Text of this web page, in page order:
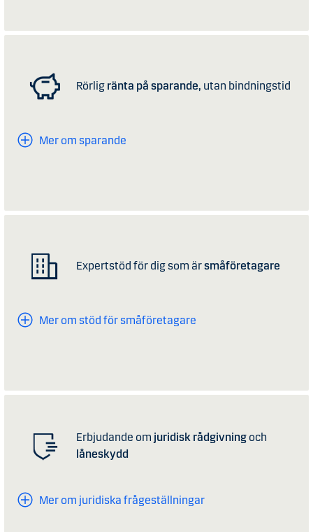
Rörlig ränta på sparande, utan bindningstid
Mer om sparande
Expertstöd för dig som ärsmåföretagare
Mer om stöd för småföretagare
Erbjudande om juridisk rådgivning och
låneskydd
Mer om juridiska frågeställningar